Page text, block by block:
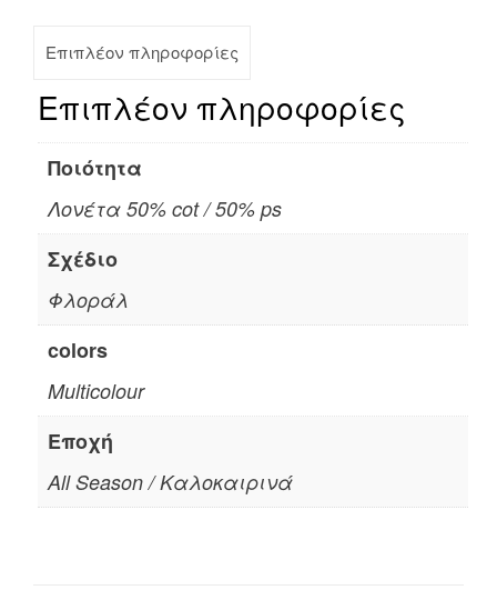
Επιπλέον πληροφορίες
Επιπλέον πληροφορίες
Ποιότητα
Λονέτα 50% cot / 50% ps
Σχέδιο
Φλοράλ
colors
Multicolour
Εποχή
All Season / Καλοκαιρινά